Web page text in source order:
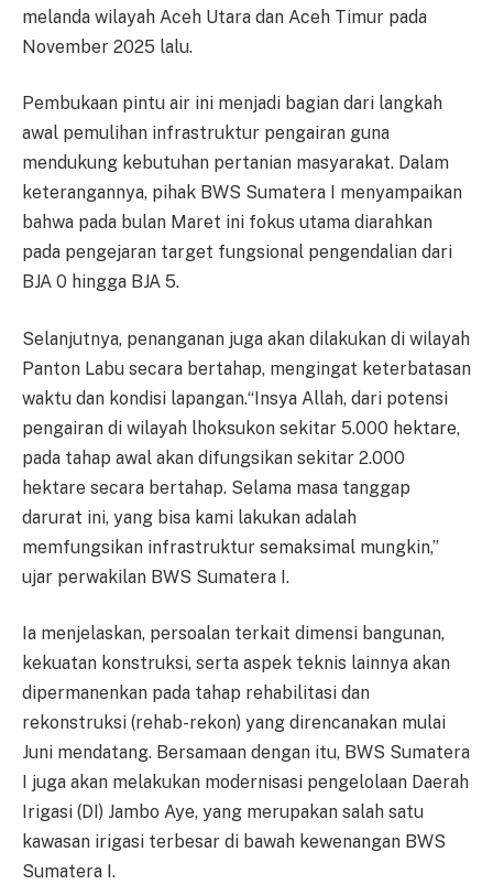
melanda wilayah Aceh Utara dan Aceh Timur pada
November 2025 lalu.
Pembukaan pintu air ini menjadi bagian dari langkah
awal pemulihan infrastruktur pengairan guna
mendukung kebutuhan pertanian masyarakat. Dalam
keterangannya, pihak BWS Sumatera I menyampaikan
bahwa pada bulan Maret ini fokus utama diarahkan
pada pengejaran target fungsional pengendalian dari
BJA 0 hingga BJA 5.
Selanjutnya, penanganan juga akan dilakukan di wilayah
Panton Labu secara bertahap, mengingat keterbatasan
waktu dan kondisi lapangan.“Insya Allah, dari potensi
pengairan di wilayah lhoksukon sekitar 5.000 hektare,
pada tahap awal akan difungsikan sekitar 2.000
hektare secara bertahap. Selama masa tanggap
darurat ini, yang bisa kami lakukan adalah
memfungsikan infrastruktur semaksimal mungkin,”
ujar perwakilan BWS Sumatera I.
Ia menjelaskan, persoalan terkait dimensi bangunan,
kekuatan konstruksi, serta aspek teknis lainnya akan
dipermanenkan pada tahap rehabilitasi dan
rekonstruksi (rehab-rekon) yang direncanakan mulai
Juni mendatang. Bersamaan dengan itu, BWS Sumatera
I juga akan melakukan modernisasi pengelolaan Daerah
Irigasi (DI) Jambo Aye, yang merupakan salah satu
kawasan irigasi terbesar di bawah kewenangan BWS
Sumatera I.